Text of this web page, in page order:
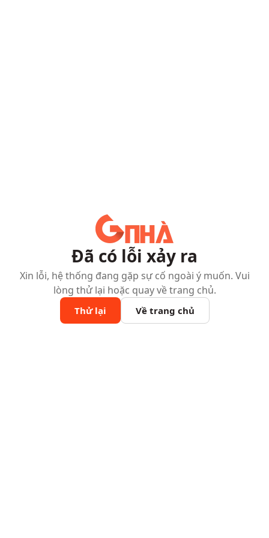
Đã có lỗi xảy ra
Xin lỗi, hệ thống đang gặp sự cố ngoài ý muốn. Vui
lòng thử lại hoặc quay về trang chủ.
Thử lại Về trang chủ